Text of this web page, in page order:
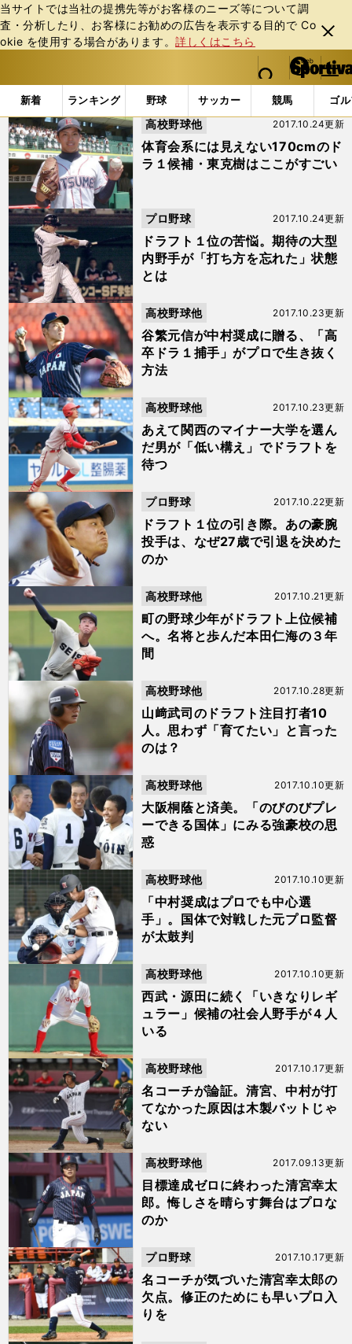
当サイトでは当社の提携先等がお客様のニーズ等について調
査・分析したり、お客様にお勧めの広告を表⽰する⽬的で Co
okie を使⽤する場合があります。詳しくはこちら
閉じ
る
web Sportiva (webスポルティーバ)
検索
マイペ
ー
ジ
メニュ
新着 ランキング 野球 サッカー 競馬 ゴ
b
ス
ポ
ル
テ
ィ
バ
「#ドラフト」の最新ニュース・ 情報 (28ページ目)
体育会系には見えない170cmのド
ラ１候補・東克樹はここがすごい
2017.10.24更新
高校野球他
ドラフト１位の苦悩。期待の大型
内野手が「打ち方を忘れた」状態
とは
2017.10.24更新
プロ野球
谷繁元信が中村奨成に贈る、「高
卒ドラ１捕手」がプロで生き抜く
方法
2017.10.23更新
高校野球他
あえて関西のマイナー大学を選ん
だ男が「低い構え」でドラフトを
待つ
2017.10.23更新
高校野球他
ドラフト１位の引き際。あの豪腕
投手は、なぜ27歳で引退を決めた
のか
2017.10.22更新
プロ野球
町の野球少年がドラフト上位候補
へ。名将と歩んだ本田仁海の３年
間
2017.10.21更新
高校野球他
山﨑武司のドラフト注目打者10
人。思わず「育てたい」と言った
のは？
2017.10.28更新
高校野球他
大阪桐蔭と済美。「のびのびプレ
ーできる国体」にみる強豪校の思
惑
2017.10.10更新
高校野球他
「中村奨成はプロでも中心選
手」。国体で対戦した元プロ監督
が太鼓判
2017.10.10更新
高校野球他
西武・源田に続く「いきなりレギ
ュラー」候補の社会人野手が４人
いる
2017.10.10更新
高校野球他
名コーチが論証。清宮、中村が打
てなかった原因は木製バットじゃ
ない
2017.10.17更新
高校野球他
目標達成ゼロに終わった清宮幸太
郎。悔しさを晴らす舞台はプロな
のか
2017.09.13更新
高校野球他
名コーチが気づいた清宮幸太郎の
欠点。修正のためにも早いプロ入
りを
2017.10.17更新
プロ野球